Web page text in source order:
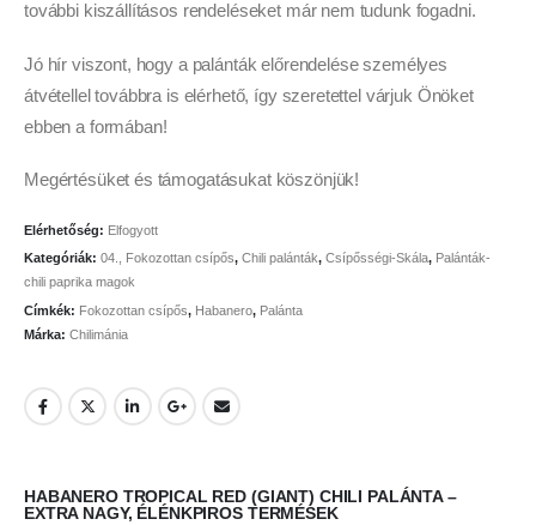
további kiszállításos rendeléseket már nem tudunk fogadni.
Jó hír viszont, hogy a palánták előrendelése személyes
átvétellel továbbra is elérhető, így szeretettel várjuk Önöket
ebben a formában!
Megértésüket és támogatásukat köszönjük!
Elérhetőség: Elfogyott
Kategóriák: 04., Fokozottan csípős, Chili palánták, Csípősségi-Skála, Palánták-
chili paprika magok
Címkék: Fokozottan csípős, Habanero, Palánta
Márka: Chilimánia
HABANERO TROPICAL RED (GIANT) CHILI PALÁNTA –
EXTRA NAGY, ÉLÉNKPIROS TERMÉSEK